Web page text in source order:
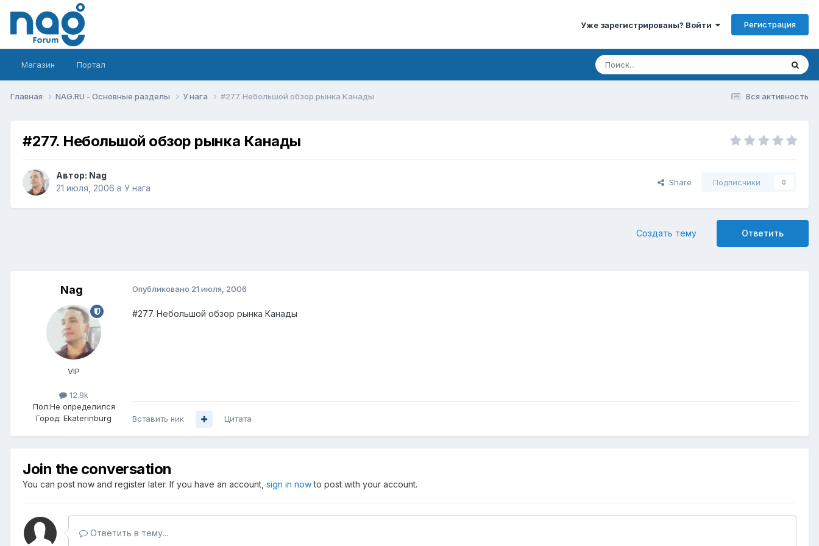
Уже зарегистрированы? Войти Регистрация
Магазин Портал
Вся активность
Главная NAG.RU - Основные разделы У нага #277. Небольшой обзор рынка Канады
#277. Небольшой обзор рынка Канады
Автор: Nag
21 июля, 2006 в У нага
Share Подписчики 0
Ответить
Создать тему
Nag
VIP
12.9k
Пол:Не определился
Город: Ekaterinburg
Опубликовано 21 июля, 2006
#277. Небольшой обзор рынка Канады
Вставить ник Цитата
Join the conversation
You can post now and register later. If you have an account, sign in nowto post with your account.
Ответить в тему...